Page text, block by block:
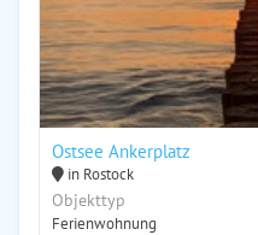
Ostsee Ankerplatz
in Rostock
Objekttyp
Ferienwohnung